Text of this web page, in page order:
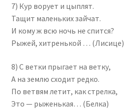
7) Кур ворует и цыплят.
Тащит маленьких зайчат.
И кому ж всю ночь не спится?
Рыжей, хитренькой … (Лисице)
8) С ветки прыгает на ветку,
А на землю сходит редко.
По ветвям летит, как стрелка,
Это — рыженькая… (Белка)